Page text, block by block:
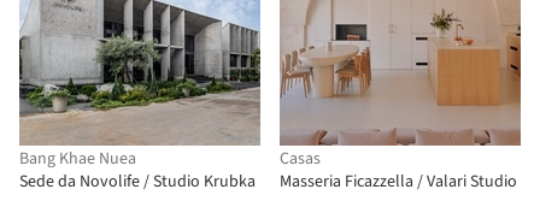
Bang Khae Nuea
Sede da Novolife / Studio Krubka
Casas
Masseria Ficazzella / Valari Studio